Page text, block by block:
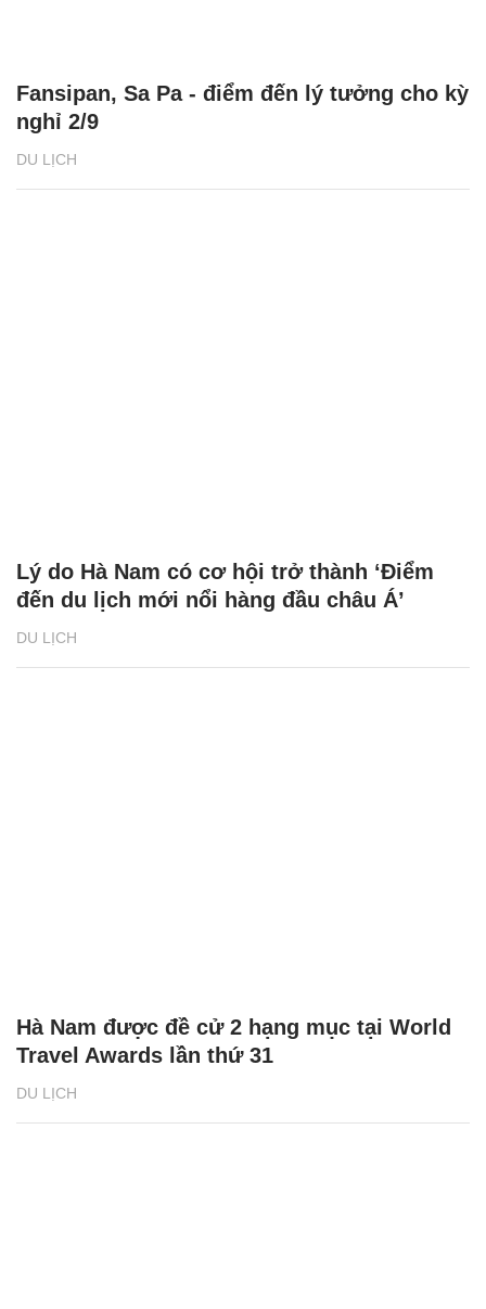
DU LỊCH
Fansipan, Sa Pa - điểm đến lý tưởng cho kỳ
nghỉ 2/9
DU LỊCH
Lý do Hà Nam có cơ hội trở thành ‘Điểm
đến du lịch mới nổi hàng đầu châu Á’
DU LỊCH
Hà Nam được đề cử 2 hạng mục tại World
Travel Awards lần thứ 31